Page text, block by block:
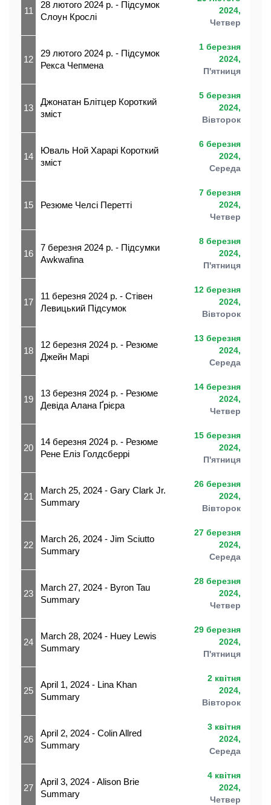
11
28 лютого 2024 р. - Підсумок
Слоун Крослі
2024,
Четвер
12
29 лютого 2024 р. - Підсумок
Рекса Чепмена
1 березня
2024,
П'ятниця
13
Джонатан Блітцер Короткий
зміст
5 березня
2024,
Вівторок
14
Юваль Ной Харарі Короткий
зміст
6 березня
2024,
Середа
15 Резюме Челсі Перетті
7 березня
2024,
Четвер
16
7 березня 2024 р. - Підсумки
Awkwafina
8 березня
2024,
П'ятниця
17
11 березня 2024 р. - Стівен
Левицький Підсумок
12 березня
2024,
Вівторок
18
12 березня 2024 р. - Резюме
Джейн Марі
13 березня
2024,
Середа
19
13 березня 2024 р. - Резюме
Девіда Алана Ґрієра
14 березня
2024,
Четвер
20
14 березня 2024 р. - Резюме
Рене Еліз Голдсберрі
15 березня
2024,
П'ятниця
21
March 25, 2024 - Gary Clark Jr.
Summary
26 березня
2024,
Вівторок
22
March 26, 2024 - Jim Sciutto
Summary
27 березня
2024,
Середа
23
March 27, 2024 - Byron Tau
Summary
28 березня
2024,
Четвер
24
March 28, 2024 - Huey Lewis
Summary
29 березня
2024,
П'ятниця
25
April 1, 2024 - Lina Khan
Summary
2 квітня
2024,
Вівторок
26
April 2, 2024 - Colin Allred
Summary
3 квітня
2024,
Середа
27
April 3, 2024 - Alison Brie
Summary
4 квітня
2024,
Четвер